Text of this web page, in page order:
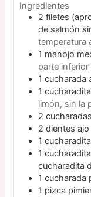
Ingredientes
2 filetes
de salmón
temperatura
1 manojo
parte inferior
1 cucharada
1 cucharadita
limón, sin la
2 cucharadas
2 dientes ajo
1 cucharadita
1 cucharadita
cucharadita
1 cucharada
1 pizca